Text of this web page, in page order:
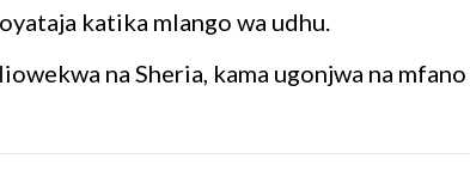
katika mlango wa udhu.
na Sheria, kama ugonjwa na mfano